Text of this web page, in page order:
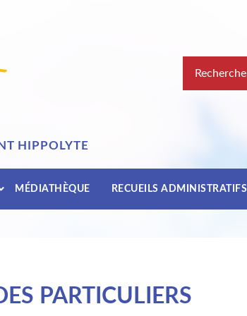
pour
HIPPOLYTE
MÉDIATHÈQUE RECUEILS ADMINISTRATIFS
PARTICULIERS